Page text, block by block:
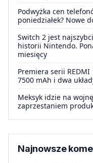
Podwyżka cen
poniedziałek? Nowe
Switch 2 jest
historii Nintendo.
miesięcy
Premiera serii
7500 mAh i dwa
Meksyk idzie na
zaprzestaniem
Najnowsze